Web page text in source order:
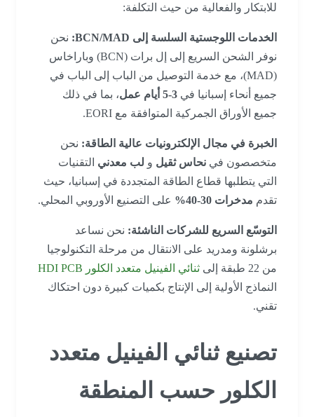
للابتكار والفعالية من حيث التكلفة:
الخدمات اللوجستية السلسة إلى BCN/MAD:
نحن
نوفر الشحن السريع إلى إل برات (BCN) وباراخاس
(MAD)، مع خدمة التوصيل من الباب إلى الباب في
جميع أنحاء إسبانيا في 3-5 أيام عمل
، بما في ذلك
جميع الأوراق الجمركية المتوافقة مع EORI.
الخبرة في مجال الإلكترونيات عالية الطاقة:نحن
متخصصون في نحاس ثقيلولب معدنيالتقنيات
التي يتطلبها قطاع الطاقة المتجددة في إسبانيا، حيث
تقدممدخرات 30-40% على التصنيع الأوروبي المحلي.
التوسّع السريع للشركات الناشئة:نحن نساعد
برشلونة ومدريد على الانتقال من مرحلة التكنولوجيا
ثنائي الفينيل متعدد الكلور HDI PCB
النماذج الأولية إلى الإنتاج بكميات كبيرة دون احتكاك
تقني.
تصنيع ثنائي الفينيل متعدد
الكلور حسب المنطقة